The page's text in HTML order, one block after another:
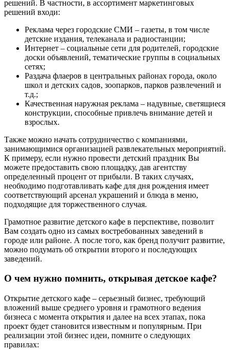
решений. В частности, в ассортимент маркетинговых
решений входи:
Реклама через городские СМИ – газеты, в том числе
детские издания, телеканала и радиостанции;
Интернет – социальные сети для родителей, городские
доски объявлений, тематические группы в социальных
сетях;
Раздача флаеров в центральных районах города, около
школ и детских садов, зоопарков, парков развлечений и
т.д.;
Качественная наружная реклама – надувные, светящиеся
конструкции, способные привлечь внимание детей и
взрослых.
Также можно начать сотрудничество с компаниями,
занимающимися организацией развлекательных мероприятий.
К примеру, если нужно провести детский праздник Вы
можете предоставить свою площадку, дав агентству
определенный процент от прибыли. В таких случаях,
необходимо подготавливать кафе для дня рождения имеет
соответствующий арсенал украшений и блюда в меню,
подходящие для торжественного случая.
Грамотное развитие детского кафе в перспективе, позволит
Вам создать одно из самых востребованных заведений в
городе или районе. А после того, как бренд получит развитие,
можно подумать об открытии второго и последующих
заведений.
О чем нужно помнить, открывая детское кафе?
Открытие детского кафе – серьезный бизнес, требующий
вложений выше среднего уровня и грамотного ведения
бизнеса с момента открытия и далее на всех этапах, пока
проект будет становится известным и популярным. При
реализации этой бизнес идеи, помните о следующих
правилах: